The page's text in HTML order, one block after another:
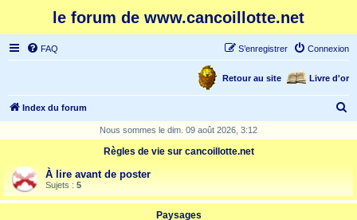
le forum de www.cancoillotte.net
FAQ Connexion
S’enregistrer
Livre d'or
Retour au site
Index du forum
r
Nous sommes le dim. 09 août 2026, 3:12
Règles de vie sur cancoillotte.net
À lire avant de poster
Sujets : 5
Paysages